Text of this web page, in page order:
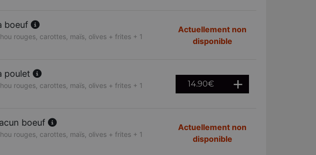
boeuf
rouges, carottes, maïs, olives + frites + 1
Actuellement non
disponible
poulet
rouges, carottes, maïs, olives + frites + 1
14.90€
boeuf
rouges, carottes, maïs, olives + frites + 1
Actuellement non
disponible